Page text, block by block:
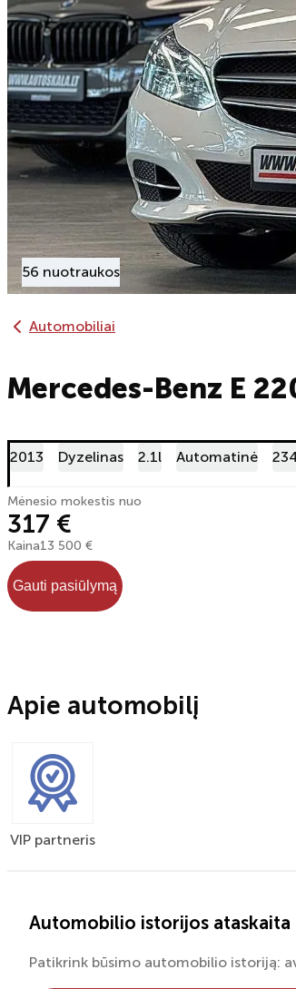
56 nuotraukos
Automobiliai
Mercedes-Benz E
2013 Dyzelinas 2.1l Automatinė
Mėnesio mokestis nuo
317 €
Kaina13 500 €
Gauti pasiūlymą
Apie automobilį
VIP partneris
Automobilio istorijos ataskaita
Patikrink būsimo automobilio istoriją: